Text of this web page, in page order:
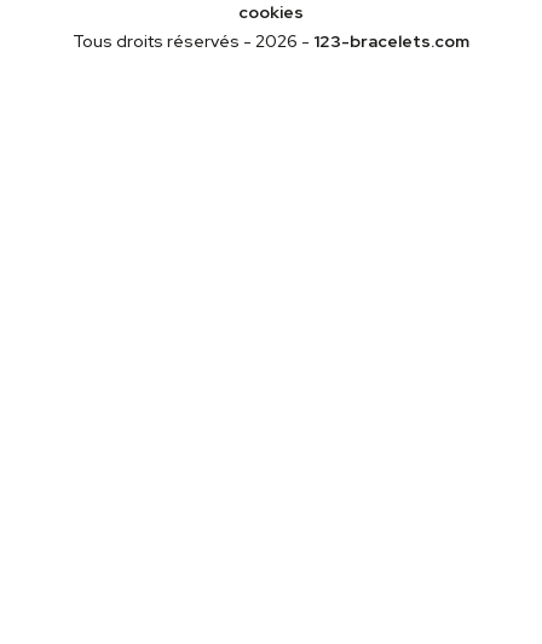
cookies
Tous droits réservés - 2026 - 123-bracelets.com